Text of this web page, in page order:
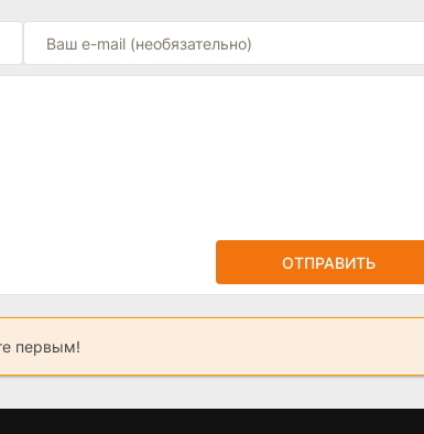
ОТПРАВИТЬ
первым!